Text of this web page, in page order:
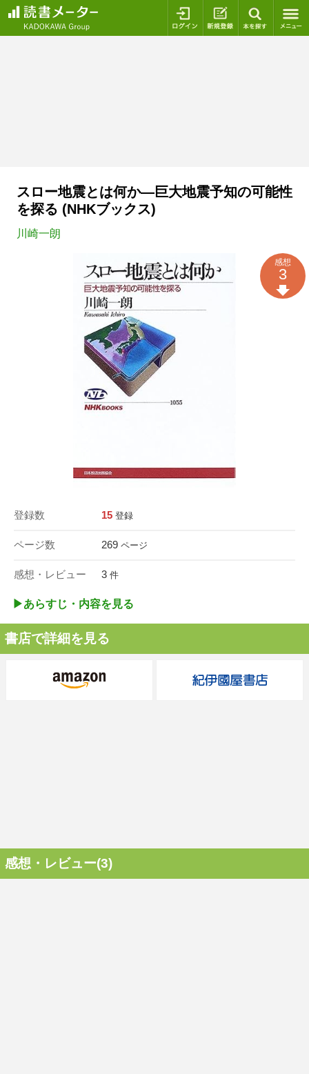
ログイン 新規登録
スロー地震とは何か―巨大地震予知の可能性
を探る (NHKブックス)
川崎一朗
登録数 15 登録
ページ数 269 ページ
感想・レビュー 3 件
感想
3
▶︎あらすじ・内容を見る
書店で詳細を見る
感想・レビュー(3)